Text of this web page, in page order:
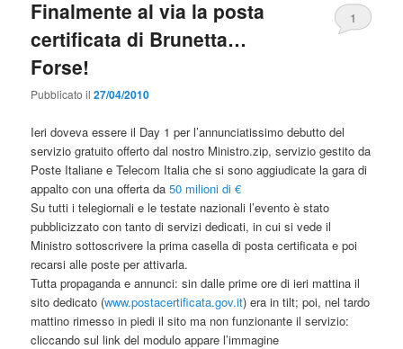
Finalmente al via la posta
certificata di Brunetta…
Forse!
Pubblicato il27/04/2010
1
Ieri doveva essere il Day 1 per l’annunciatissimo debutto del
servizio gratuito offerto dal nostro Ministro.zip, servizio gestito da
Poste Italiane e Telecom Italia che si sono aggiudicate la gara di
appalto con una offerta da50 milioni di €
Su tutti i telegiornali e le testate nazionali l’evento è stato
pubblicizzato con tanto di servizi dedicati, in cui si vede il
Ministro sottoscrivere la prima casella di posta certificata e poi
recarsi alle poste per attivarla.
Tutta propaganda e annunci: sin dalle prime ore di ieri mattina il
sito dedicato (www.postacertificata.gov.it) era in tilt; poi, nel tardo
mattino rimesso in piedi il sito ma non funzionante il servizio:
cliccando sul link del modulo appare l’immagine